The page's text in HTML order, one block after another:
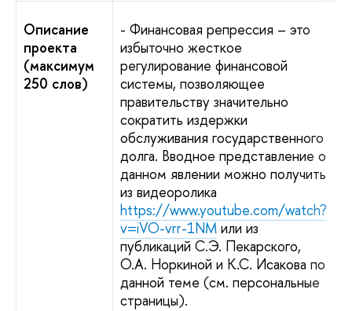
Описание
проекта
(максимум
250 слов)
- Финансовая репрессия – это
избыточно жесткое
регулирование финансовой
системы, позволяющее
правительству значительно
сократить издержки
обслуживания государственного
долга. Вводное представление о
данном явлении можно получить
из видеоролика
https://www.youtube.com/watch?
v=iVO-vrr-1NM или из
публикаций С.Э. Пекарского,
О.А. Норкиной и К.С. Исакова по
данной теме (см. персональные
страницы).